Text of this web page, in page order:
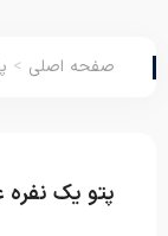
صفحه اصلی >
پتو یک نفره